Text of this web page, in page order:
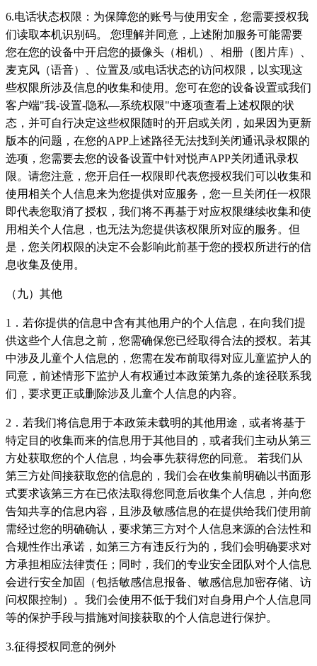
6.电话状态权限：为保障您的账号与使用安全，您需要授权我
们读取本机识别码。 您理解并同意，上述附加服务可能需要
您在您的设备中开启您的摄像头（相机）、相册（图片库）、
麦克风（语音）、位置及/或电话状态的访问权限，以实现这
些权限所涉及信息的收集和使用。您可在您的设备设置或我们
客户端"我-设置-隐私—系统权限"中逐项查看上述权限的状
态，并可自行决定这些权限随时的开启或关闭，如果因为更新
版本的问题，在您的APP上述路径无法找到关闭通讯录权限的
选项，您需要去您的设备设置中针对悦声APP关闭通讯录权
限。请您注意，您开启任一权限即代表您授权我们可以收集和
使用相关个人信息来为您提供对应服务，您一旦关闭任一权限
即代表您取消了授权，我们将不再基于对应权限继续收集和使
用相关个人信息，也无法为您提供该权限所对应的服务。但
是，您关闭权限的决定不会影响此前基于您的授权所进行的信
息收集及使用。
（九）其他
1．若你提供的信息中含有其他用户的个人信息，在向我们提
供这些个人信息之前，您需确保您已经取得合法的授权。若其
中涉及儿童个人信息的，您需在发布前取得对应儿童监护人的
同意，前述情形下监护人有权通过本政策第九条的途径联系我
们，要求更正或删除涉及儿童个人信息的内容。
2．若我们将信息用于本政策未载明的其他用途，或者将基于
特定目的收集而来的信息用于其他目的，或者我们主动从第三
方处获取您的个人信息，均会事先获得您的同意。 若我们从
第三方处间接获取您的信息的，我们会在收集前明确以书面形
式要求该第三方在已依法取得您同意后收集个人信息，并向您
告知共享的信息内容，且涉及敏感信息的在提供给我们使用前
需经过您的明确确认，要求第三方对个人信息来源的合法性和
合规性作出承诺，如第三方有违反行为的，我们会明确要求对
方承担相应法律责任；同时，我们的专业安全团队对个人信息
会进行安全加固（包括敏感信息报备、敏感信息加密存储、访
问权限控制）。我们会使用不低于我们对自身用户个人信息同
等的保护手段与措施对间接获取的个人信息进行保护。
3.征得授权同意的例外